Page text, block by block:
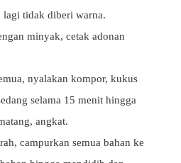
lagi tidak diberi warna.
minyak, cetak adonan
nyalakan kompor, kukus
selama 15 menit hingga
angkat.
campurkan semua bahan ke